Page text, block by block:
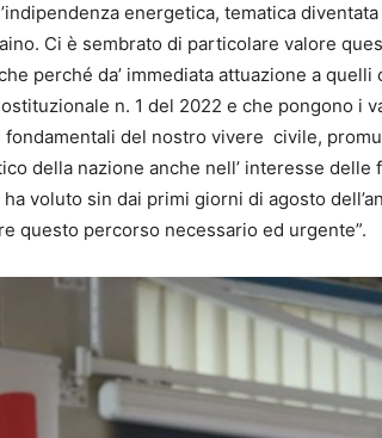
energetica, tematica
Ci è sembrato di particolare valore
perché da’ immediata attuazione a
n. 1 del 2022 e che pongono i
del nostro vivere civile,
della nazione anche nell’ interesse delle
voluto sin dai primi giorni di agosto
questo percorso necessario ed urgente”.